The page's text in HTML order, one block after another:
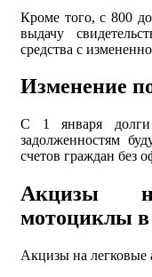
Кроме того, с 800
выдачу
средства с
Изменение
С 1 января
задолженностям
счетов граждан без
Акцизы
мотоциклы в
Акцизы на легковые